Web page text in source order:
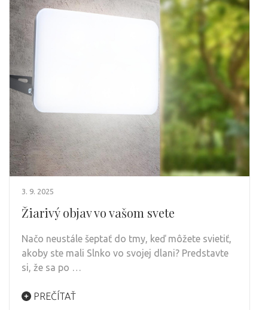
3. 9. 2025
Žiarivý objav vo vašom svete
Načo neustále šeptať do tmy, keď môžete svietiť,
akoby ste mali Slnko vo svojej dlani? Predstavte
si, že sa po …
PREČÍTAŤ